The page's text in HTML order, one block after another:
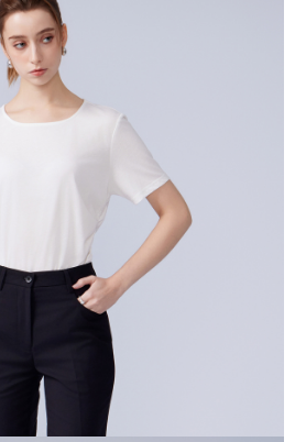
行付款，方視為交易完成。
需立刻繳費，但若您需要取消訂單，請聯絡
取消之訂單仍視為有效，需透過AFTEE先享
享後付 」之結帳頁面顯示為準，若有關於
退款等相關疑問，請聯繫「AFTEE先享後付
support/home
司提供之「AFTEE先享後付」服務完成之交
供個人資料，並將交易相關給付款項請求債
。
瀏覽以下網址：
法定代理人或監護人之同意方可使用
意申辦者引起之損失，本公司不負相關責
，將依據個別帳號之用戶狀況，依本公司即
仍有額度不足之情形，本公司將視審查結果
用他人資訊註冊。若發現惡意使用之情形，
止該用戶之使用額度並採取法律行動。